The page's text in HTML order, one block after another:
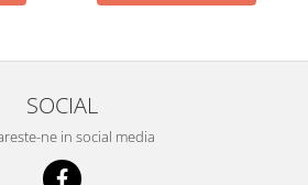
SOCIAL
ne in social media